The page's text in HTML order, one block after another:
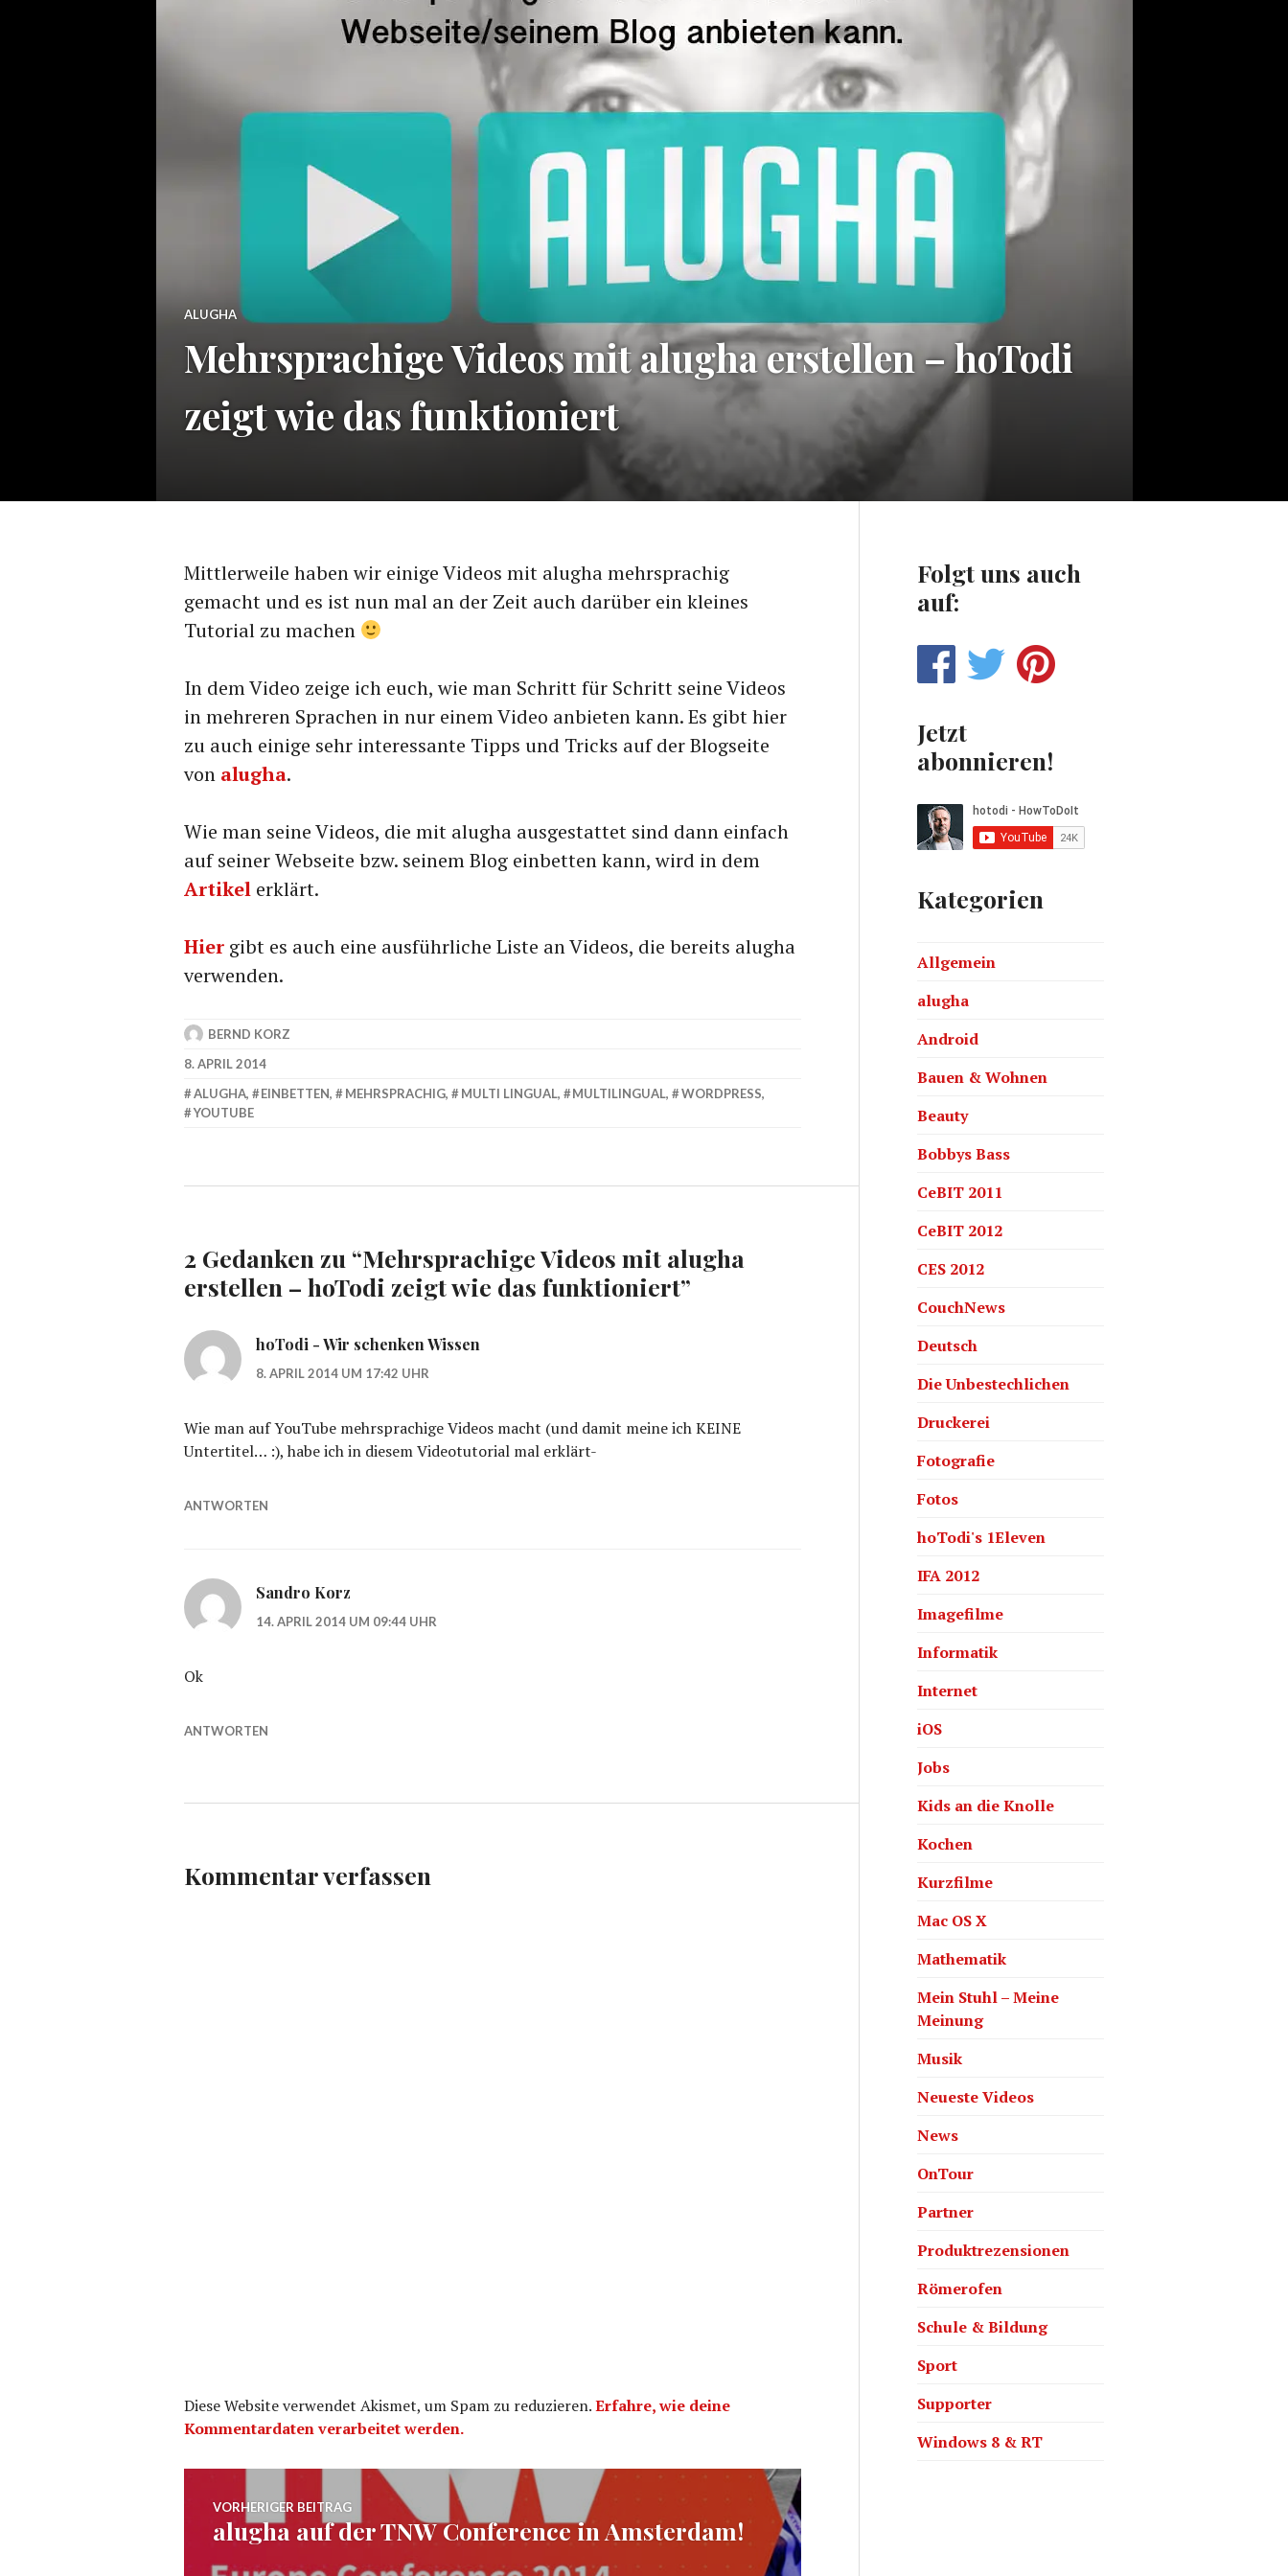
ALUGHA
Mehrsprachige Videos mit alugha erstellen – hoTodi
zeigt wie das funktioniert
Mittlerweile haben wir einige Videos mit alugha mehrsprachig
gemacht und es ist nun mal an der Zeit auch darüber ein kleines
Tutorial zu machen
In dem Video zeige ich euch, wie man Schritt für Schritt seine Videos
in mehreren Sprachen in nur einem Video anbieten kann. Es gibt hier
zu auch einige sehr interessante Tipps und Tricks auf der Blogseite
von alugha.
Wie man seine Videos, die mit alugha ausgestattet sind dann einfach
auf seiner Webseite bzw. seinem Blog einbetten kann, wird in dem
Artikel erklärt.
Hier gibt es auch eine ausführliche Liste an Videos, die bereits alugha
verwenden.
BERND KORZ
8. APRIL 2014
ALUGHA, EINBETTEN, MEHRSPRACHIG, MULTI LINGUAL, MULTILINGUAL, WORDPRESS,
YOUTUBE
2 Gedanken zu “Mehrsprachige Videos mit alugha
erstellen – hoTodi zeigt wie das funktioniert”
hoTodi - Wir schenken Wissen
8. APRIL 2014 UM 17:42 UHR
Wie man auf YouTube mehrsprachige Videos macht (und damit meine ich KEINE
Untertitel… :), habe ich in diesem Videotutorial mal erklärt-
ANTWORTEN
Sandro Korz
14. APRIL 2014 UM 09:44 UHR
Ok
ANTWORTEN
Kommentar verfassen
Diese Website verwendet Akismet, um Spam zu reduzieren.Erfahre, wie deine
Kommentardaten verarbeitet werden.
Beitragsnavigation
VORHERIGER BEITRAG
Vorheriger
Beitrag:
alugha auf der TNW Conference in Amsterdam!
Folgt uns auch
auf:
Jetzt
abonnieren!
Kategorien
Allgemein
alugha
Android
Bauen & Wohnen
Beauty
Bobbys Bass
CeBIT 2011
CeBIT 2012
CES 2012
CouchNews
Deutsch
Die Unbestechlichen
Druckerei
Fotografie
Fotos
hoTodi's 1Eleven
IFA 2012
Imagefilme
Informatik
Internet
iOS
Jobs
Kids an die Knolle
Kochen
Kurzfilme
Mac OS X
Mathematik
Mein Stuhl – Meine
Meinung
Musik
Neueste Videos
News
OnTour
Partner
Produktrezensionen
Römerofen
Schule & Bildung
Sport
Supporter
Windows 8 & RT